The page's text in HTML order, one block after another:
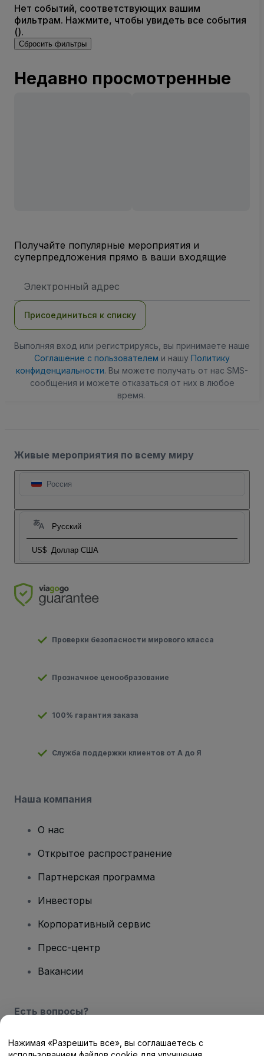
Нет событий, соответствующих вашим
фильтрам. Нажмите, чтобы увидеть все события
().
Сбросить фильтры
Недавно просмотренные
Получайте популярные мероприятия и
суперпредложения прямо в ваши входящие
электронной
Присоединиться к списку
Выполняя вход или регистрируясь, вы принимаете наше
Соглашение с пользователем и нашу Политику
конфиденциальности. Вы можете получать от нас SMS-
сообщения и можете отказаться от них в любое
время.
Живые мероприятия по всему миру
Россия
Русский
US$ Доллар США
Проверки безопасности мирового класса
Прозначное ценообразование
100% гарантия заказа
Служба поддержки клиентов от А до Я
Наша компания
О нас
Открытое распространение
Партнерская программа
Инвесторы
Корпоративный сервис
Пресс-центр
Вакансии
Есть вопросы?
Центр помощи / Свяжитесь с нами
Нажимая «Разрешить все», вы соглашаетесь с